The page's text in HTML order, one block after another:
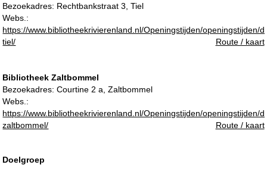
Bezoekadres: Rechtbankstraat 3, Tiel
Webs.:
https://www.bibliotheekrivierenland.nl/Openingstijden/openingstijden/
tiel/
Route / kaart
Bibliotheek Zaltbommel
Bezoekadres:Courtine 2 a, Zaltbommel
Webs.:
https://www.bibliotheekrivierenland.nl/Openingstijden/openingstijden/
zaltbommel/
Route / kaart
Doelgroep